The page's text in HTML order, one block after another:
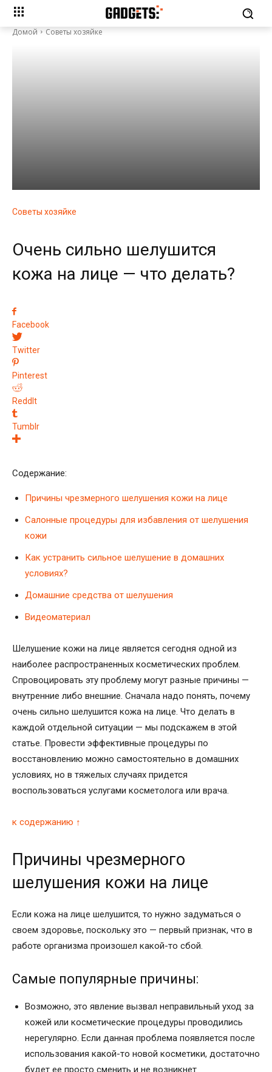
Домой Советы хозяйке
Советы хозяйке
Очень сильно шелушится
кожа на лице — что делать?
Facebook
Twitter
Pinterest
ReddIt
Tumblr
Содержание:
Причины чрезмерного шелушения кожи на лице
Салонные процедуры для избавления от шелушения
кожи
Как устранить сильное шелушение в домашних
условиях?
Домашние средства от шелушения
Видеоматериал
Шелушение кожи на лице является сегодня одной из
наиболее распространенных косметических проблем.
Спровоцировать эту проблему могут разные причины —
внутренние либо внешние. Сначала надо понять, почему
очень сильно шелушится кожа на лице. Что делать в
каждой отдельной ситуации — мы подскажем в этой
статье. Провести эффективные процедуры по
восстановлению можно самостоятельно в домашних
условиях, но в тяжелых случаях придется
воспользоваться услугами косметолога или врача.
к содержанию ↑
Причины чрезмерного
шелушения кожи на лице
Если кожа на лице шелушится, то нужно задуматься о
своем здоровье, поскольку это — первый признак, что в
работе организма произошел какой-то сбой.
Самые популярные причины:
Возможно, это явление вызвал неправильный уход за
кожей или косметические процедуры проводились
нерегулярно. Если данная проблема появляется после
использования какой-то новой косметики, достаточно
будет ее просто сменить и не возникнет